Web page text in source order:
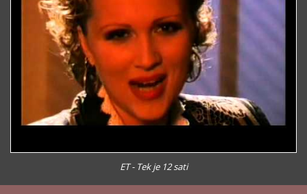
ET - Tek je 12 sati